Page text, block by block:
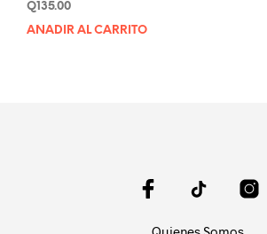
Q 135.00
AÑADIR AL CARRITO